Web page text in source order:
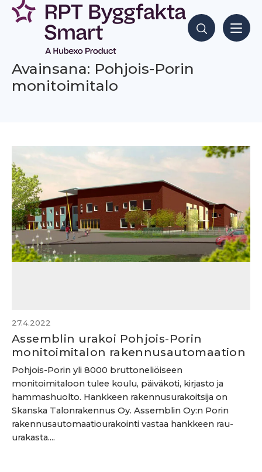
Siirry
sisältöön
Hae sisältöjä
Avainsana: Pohjois-Porin
monitoimitalo
27.4.2022
Assemblin urakoi Pohjois-Porin
monitoimitalon rakennusautomaation
Pohjois-Porin yli 8000 bruttoneliöiseen
monitoimitaloon tulee koulu, päiväkoti, kirjasto ja
hammashuolto. Hankkeen rakennusurakoitsija on
Skanska Talonrakennus Oy. Assemblin Oy:n Porin
rakennusautomaatiourakointi vastaa hankkeen rau-
urakasta....